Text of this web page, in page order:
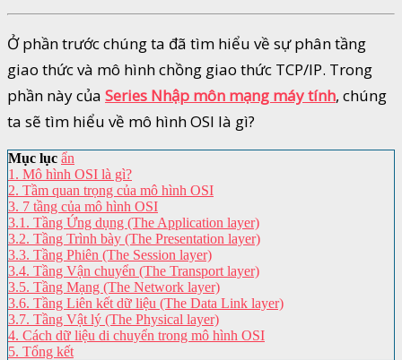
Ở phần trước chúng ta đã tìm hiểu về sự phân tầng
giao thức và mô hình chồng giao thức TCP/IP. Trong
phần này của Series Nhập môn mạng máy tính, chúng
ta sẽ tìm hiểu về mô hình OSI là gì?
Mục lục ẩn
1. Mô hình OSI là gì?
2. Tầm quan trọng của mô hình OSI
3. 7 tầng của mô hình OSI
3.1. Tầng Ứng dụng (The Application layer)
3.2. Tầng Trình bày (The Presentation layer)
3.3. Tầng Phiên (The Session layer)
3.4. Tầng Vận chuyển (The Transport layer)
3.5. Tầng Mạng (The Network layer)
3.6. Tầng Liên kết dữ liệu (The Data Link layer)
3.7. Tầng Vật lý (The Physical layer)
4. Cách dữ liệu di chuyển trong mô hình OSI
5. Tổng kết